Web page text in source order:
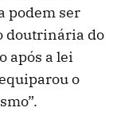
podem ser
doutrinária do
após a lei
o